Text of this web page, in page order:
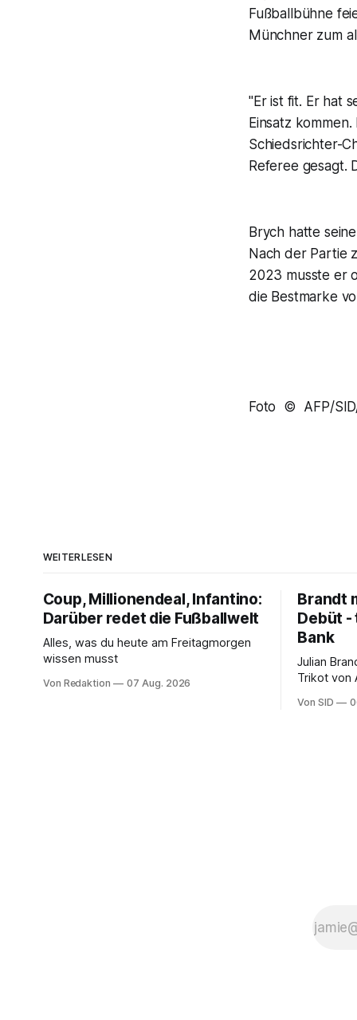
Fußballbühne
Münchner zum
"Er ist fit. Er hat
Einsatz
Schiedsrichter-
Referee gesagt.
Brych hatte
Nach der Partie
2023 musste er
die Bestmarke
Foto © AFP/
WEITERLESEN
Coup, Millionendeal, Infantino:
Darüber redet die Fußballwelt
Alles, was du heute am Freitagmorgen
wissen musst
Von Redaktion 07 Aug. 2026
Brandt
Debüt -
Bank
Julian
Trikot von
Von SID